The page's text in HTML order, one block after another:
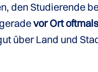
den Studierende
vor Ort
über Land und